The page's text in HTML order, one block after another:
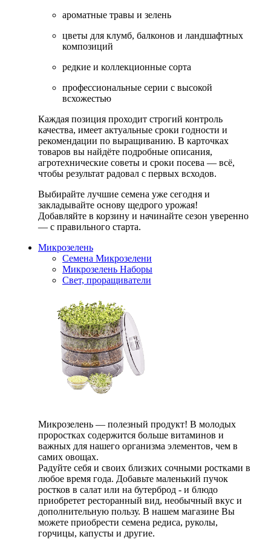
ароматные травы и зелень
цветы для клумб, балконов и ландшафтных
композиций
редкие и коллекционные сорта
профессиональные серии с высокой
всхожестью
Каждая позиция проходит строгий контроль
качества, имеет актуальные сроки годности и
рекомендации по выращиванию. В карточках
товаров вы найдёте подробные описания,
агротехнические советы и сроки посева — всё,
чтобы результат радовал с первых всходов.
Выбирайте лучшие семена уже сегодня и
закладывайте основу щедрого урожая!
Добавляйте в корзину и начинайте сезон уверенно
— с правильного старта.
Микрозелень
Семена Микрозелени
Микрозелень Наборы
Свет, проращиватели
Микрозелень — полезный продукт! В молодых
проростках содержится больше витаминов и
важных для нашего организма элементов, чем в
самих овощах.
Радуйте себя и своих близких сочными ростками в
любое время года. Добавьте маленький пучок
ростков в салат или на бутерброд - и блюдо
приобретет ресторанный вид, необычный вкус и
дополнительную пользу. В нашем магазине Вы
можете приобрести семена редиса, руколы,
горчицы, капусты и другие.